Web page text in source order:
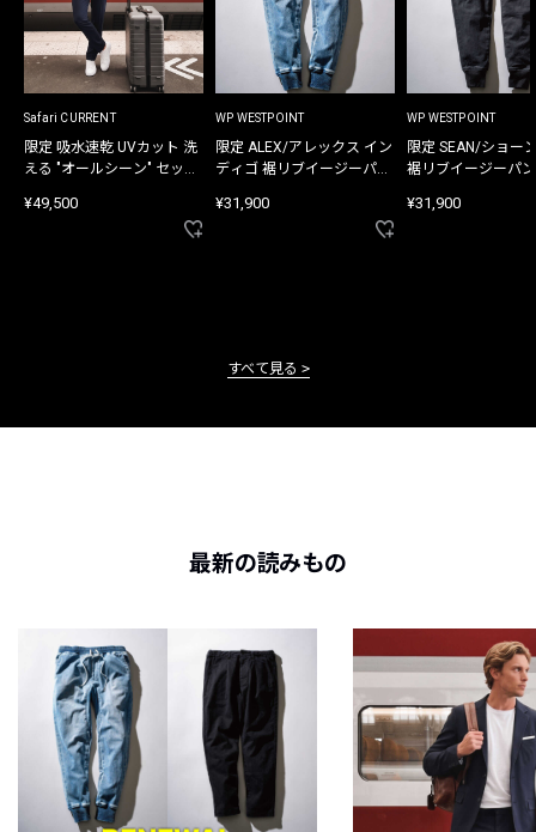
Safari CURRENT
限定 吸水速乾 UVカット 洗
える "オールシーン" セット
¥49,500
WP WESTPOINT
限定 ALEX/アレックス イン
ディゴ 裾リブイージーパン
¥31,900
WP WESTPOINT
限定 SEAN/ショー
裾リブイージーパ
¥31,900
すべて見る
最新の読みもの